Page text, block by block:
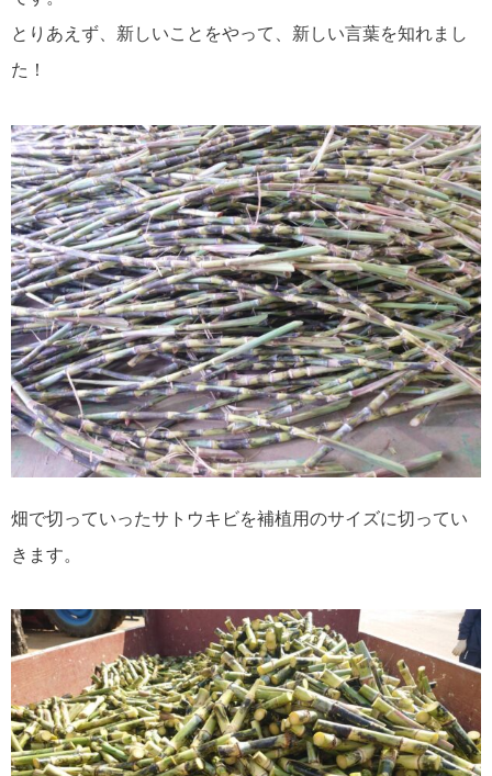
とりあえず、新しいことをやって、新しい言葉を知れまし
た！
畑で切っていったサトウキビを補植用のサイズに切ってい
きます。